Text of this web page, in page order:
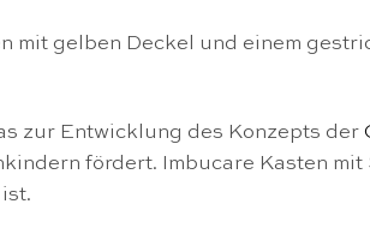
mit gelben Deckel und einem
zur Entwicklung des Konzepts der
fördert. Imbucare Kasten